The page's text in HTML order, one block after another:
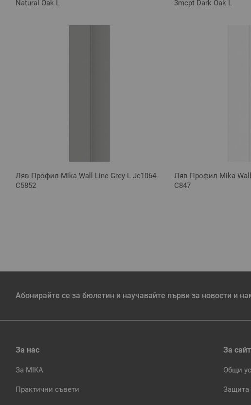
Natural Oak L
3mcpt Dark Oak L
Ляв Профил Mika Wall Line Grey L Jc1064-
C5852
Ляв Профил Mika
C847
Абонирайте се за бюлетин и научавайте първи за новости и
За нас
За MIKA
Практични съвети
За
Общи
Защита